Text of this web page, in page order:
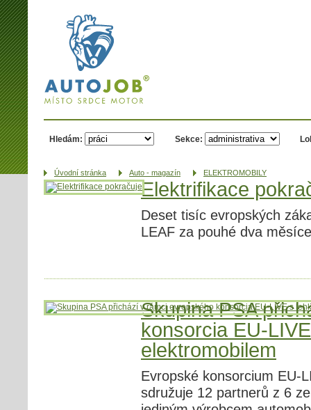
AUTOJOB.cz -
místo srdce
motor
Hledám: Sekce:
Úvodní­ stránka Auto - magazín ELEKTROMOBILY
Elektrifikace
Deset tisíc evropských
LEAF za pouhé dva
Skupina PSA
konsorcia EU-
elektromobilem
Evropské konsorcium EU-
sdružuje 12 partnerů z 6